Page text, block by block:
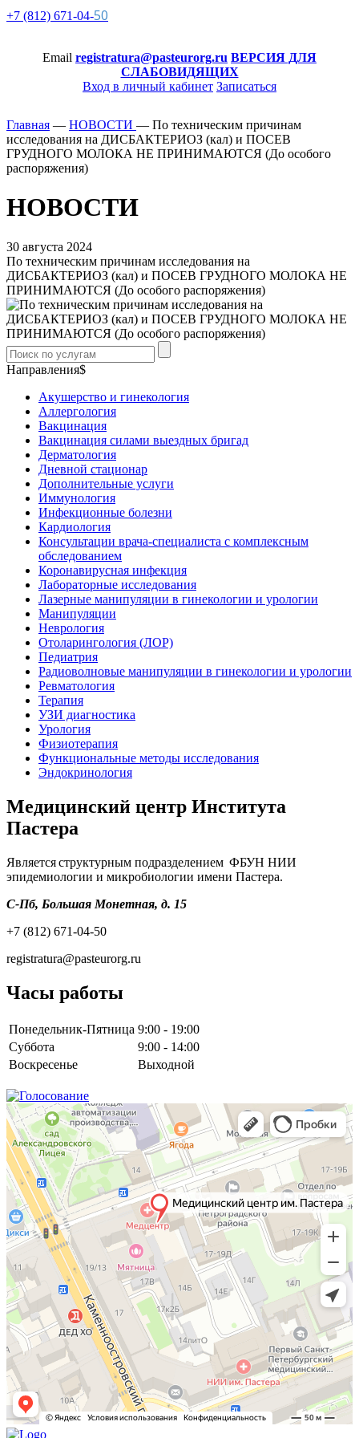
+7 (812) 671-04-50
Email registratura@pasteurorg.ru ВЕРСИЯ ДЛЯ
СЛАБОВИДЯЩИХ
Вход в личный кабинет Записаться
Главная — НОВОСТИ — По техническим причинам
исследования на ДИСБАКТЕРИОЗ (кал) и ПОСЕВ
ГРУДНОГО МОЛОКА НЕ ПРИНИМАЮТСЯ (До особого
распоряжения)
НОВОСТИ
30 августа 2024
По техническим причинам исследования на
ДИСБАКТЕРИОЗ (кал) и ПОСЕВ ГРУДНОГО МОЛОКА НЕ
ПРИНИМАЮТСЯ (До особого распоряжения)
Направления$
Акушерство и гинекология
Аллергология
Вакцинация
Вакцинация силами выездных бригад
Дерматология
Дневной стационар
Дополнительные услуги
Иммунология
Инфекционные болезни
Кардиология
Консультации врача-специалиста с комплексным
обследованием
Коронавирусная инфекция
Лабораторные исследования
Лазерные манипуляции в гинекологии и урологии
Манипуляции
Неврология
Отоларингология (ЛОР)
Педиатрия
Радиоволновые манипуляции в гинекологии и урологии
Ревматология
Терапия
УЗИ диагностика
Урология
Физиотерапия
Функциональные методы исследования
Эндокринология
Медицинский центр Института
Пастера
Является структурным подразделением ФБУН НИИ
эпидемиологии и микробиологии имени Пастера.
С-Пб, Большая Монетная, д. 15
+7 (812) 671-04-50
registratura@pasteurorg.ru
Часы работы
Понедельник-Пятница 9:00 - 19:00
Суббота
9:00 - 14:00
Воскресенье
Выходной